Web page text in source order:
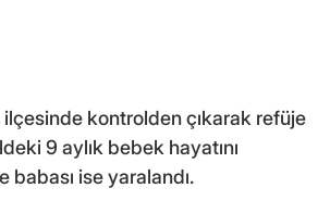
ilçesinde kontrolden çıkarak refüje
9 aylık bebek hayatını
babası ise yaralandı.